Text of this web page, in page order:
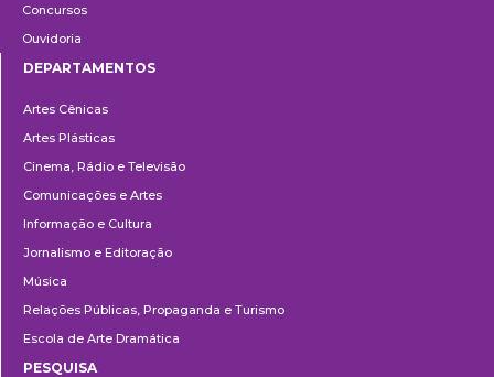
Concursos
Ouvidoria
DEPARTAMENTOS
Artes Cênicas
Artes Plásticas
Cinema, Rádio e Televisão
Comunicações e Artes
Informação e Cultura
Jornalismo e Editoração
Música
Relações Públicas, Propaganda e Turismo
Escola de Arte Dramática
PESQUISA